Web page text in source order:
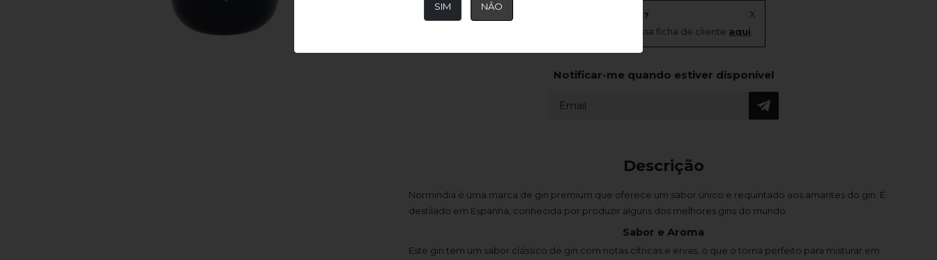
É Profissional?
Preencha a nossa ficha de cliente aqui
X
Notificar-me quando estiver disponível
Descrição
Normindia é uma marca de gin premium que oferece um sabor único e requintado aos amantes do gin. É
destilado em Espanha, conhecida por produzir alguns dos melhores gins do mundo.
Sabor e Aroma
Este gin tem um sabor clássico de gin com notas cítricas e ervas, o que o torna perfeito para misturar em
SIM NÂO